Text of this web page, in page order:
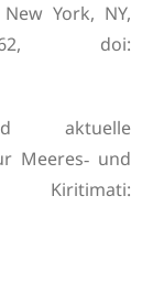
York, NY,
doi:
aktuelle
Meeres‑ und
Kiritimati: